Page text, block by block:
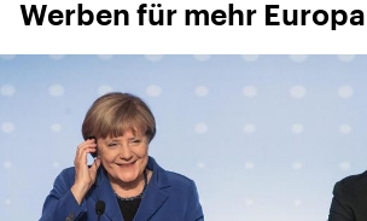
Werben für mehr Europa